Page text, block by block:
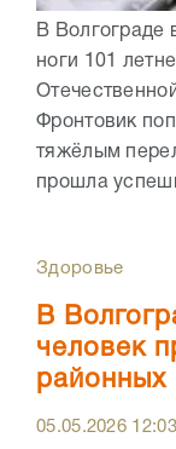
В Волгограде
ноги 101
Фронтовик
тяжёлым
прошла
Здоровье
В
человек
05.05.2026 12:03